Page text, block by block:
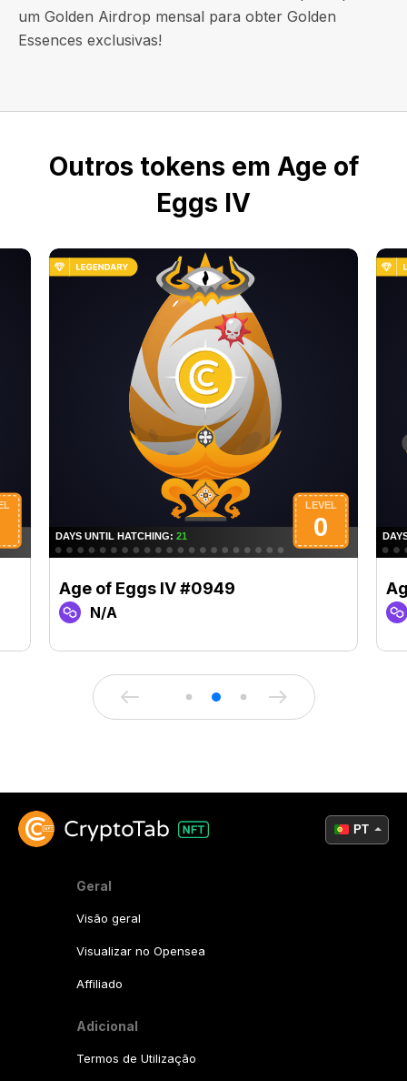
um Golden Airdrop mensal para obter Golden
Essences exclusivas!
Outros tokens em Age of
Eggs IV
Age of Eggs IV #0949
N/A
Geral
Visão geral
Visualizar no Opensea
Affiliado
Adicional
Termos de Utilização
PT